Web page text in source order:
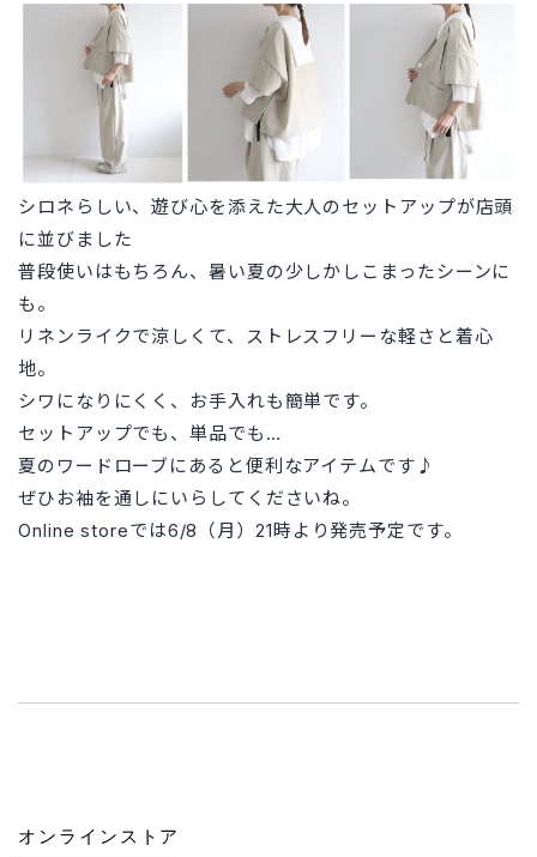
シロネらしい、遊び心を添えた大人のセットアップが店頭
に並びました
普段使いはもちろん、暑い夏の少しかしこまったシーンに
も。
リネンライクで涼しくて、ストレスフリーな軽さと着心
地。
シワになりにくく、お手入れも簡単です。
セットアップでも、単品でも…
夏のワードローブにあると便利なアイテムです♪
ぜひお袖を通しにいらしてくださいね。
Online storeでは6/8（月）21時より発売予定です。
オンラインストア